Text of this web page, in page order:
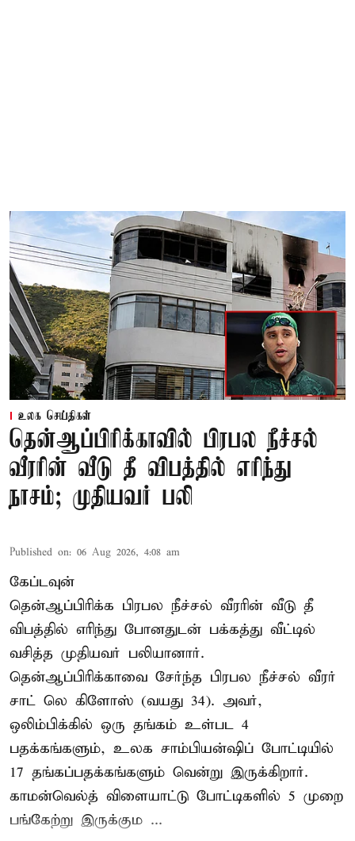
உலக செய்திகள்
தென்ஆப்பிரிக்காவில் பிரபல நீச்சல்
வீரரின் வீடு தீ விபத்தில் எரிந்து
நாசம்; முதியவர் பலி
Published on: 06 Aug 2026, 4:08 am
கேப்டவுன்
தென்ஆப்பிரிக்க பிரபல நீச்சல் வீரரின் வீடு தீ
விபத்தில் எரிந்து போனதுடன் பக்கத்து வீட்டில்
வசித்த முதியவர் பலியானார்.
தென்ஆப்பிரிக்காவை சேர்ந்த பிரபல நீச்சல் வீரர்
சாட் லெ கிளோஸ் (வயது 34). அவர்,
ஒலிம்பிக்கில் ஒரு தங்கம் உள்பட 4
பதக்கங்களும், உலக சாம்பியன்ஷிப் போட்டியில்
17 தங்கப்பதக்கங்களும் வென்று இருக்கிறார்.
காமன்வெல்த் விளையாட்டு போட்டிகளில் 5 முறை
பங்கேற்று இருக்கும ...